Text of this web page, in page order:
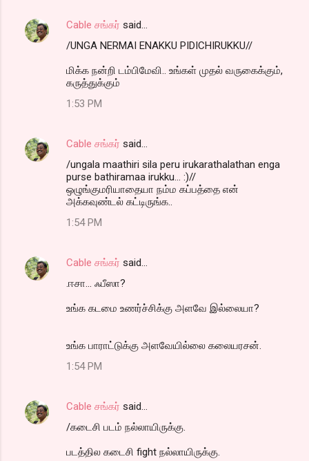
Cable சங்கர் said…
/UNGA NERMAI ENAKKU PIDICHIRUKKU//
மிக்க நன்றி டம்பிமேவி.. உங்கள் முதல் வருகைக்கும்,
கருத்துக்கும்
1:53 PM
Cable சங்கர் said…
/ungala maathiri sila peru irukarathalathan enga
purse bathiramaa irukku... :)//
ஒழுங்குமரியாதையா நம்ம கப்பத்தை என்
அக்கவுண்டல் கட்டிருங்க..
1:54 PM
Cable சங்கர் said…
.ஈசா... ஃபீஸா?
உங்க கடமை உணர்ச்சிக்கு அளவே இல்லையா?
உங்க பாராட்டுக்கு அளவேயில்லை கலையரசன்.
1:54 PM
Cable சங்கர் said…
/கடைசி படம் நல்லாயிருக்கு.
படத்தில கடைசி fight நல்லாயிருக்கு.